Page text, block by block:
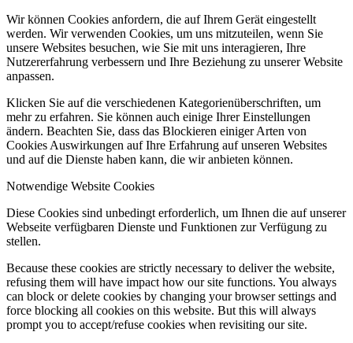
Wir können Cookies anfordern, die auf Ihrem Gerät eingestellt
werden. Wir verwenden Cookies, um uns mitzuteilen, wenn Sie
unsere Websites besuchen, wie Sie mit uns interagieren, Ihre
Nutzererfahrung verbessern und Ihre Beziehung zu unserer Website
anpassen.
Klicken Sie auf die verschiedenen Kategorienüberschriften, um
mehr zu erfahren. Sie können auch einige Ihrer Einstellungen
ändern. Beachten Sie, dass das Blockieren einiger Arten von
Cookies Auswirkungen auf Ihre Erfahrung auf unseren Websites
und auf die Dienste haben kann, die wir anbieten können.
Notwendige Website Cookies
Diese Cookies sind unbedingt erforderlich, um Ihnen die auf unserer
Webseite verfügbaren Dienste und Funktionen zur Verfügung zu
stellen.
Because these cookies are strictly necessary to deliver the website,
refusing them will have impact how our site functions. You always
can block or delete cookies by changing your browser settings and
force blocking all cookies on this website. But this will always
prompt you to accept/refuse cookies when revisiting our site.